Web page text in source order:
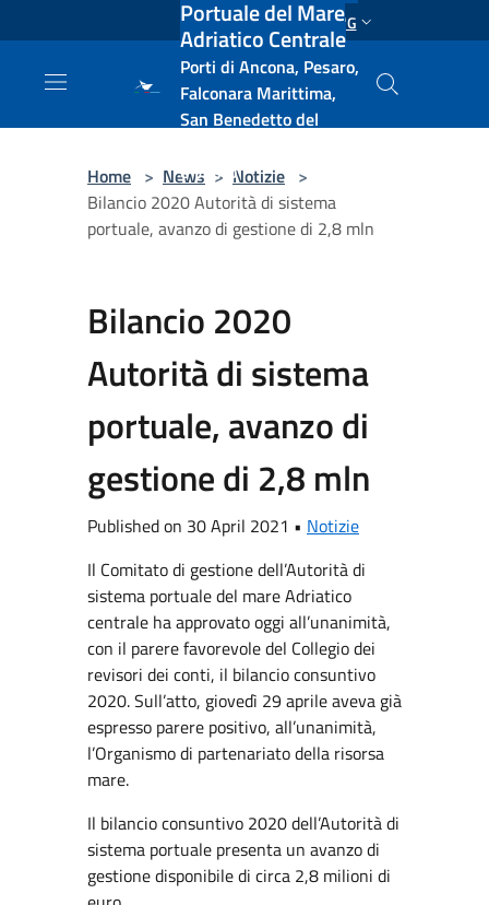
Salta al contenuto principale ENG
Portuale del Mare
Adriatico Centrale
Porti di Ancona, Pesaro,
Falconara Marittima,
San Benedetto del
e Vasto
Home > News > Notizie >
Bilancio 2020 Autorità di sistema
portuale, avanzo di gestione di 2,8 mln
Bilancio 2020
Autorità di sistema
portuale, avanzo di
gestione di 2,8 mln
Published on 30 April 2021 • Notizie
Il Comitato di gestione dell’Autorità di
sistema portuale del mare Adriatico
centrale ha approvato oggi all’unanimità,
con il parere favorevole del Collegio dei
revisori dei conti, il bilancio consuntivo
2020. Sull’atto, giovedì 29 aprile aveva già
espresso parere positivo, all’unanimità,
l’Organismo di partenariato della risorsa
mare.
Il bilancio consuntivo 2020 dell’Autorità di
sistema portuale presenta un avanzo di
gestione disponibile di circa 2,8 milioni di